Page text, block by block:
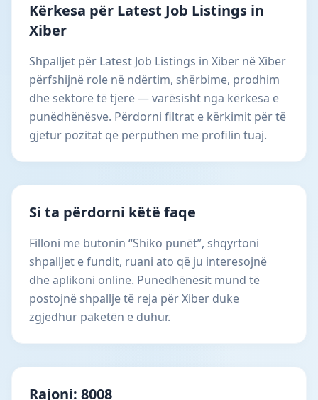
Kërkesa për Latest Job Listings in
Xiber
Shpalljet për Latest Job Listings in Xiber në Xiber
përfshijnë role në ndërtim, shërbime, prodhim
dhe sektorë të tjerë — varësisht nga kërkesa e
punëdhënësve. Përdorni filtrat e kërkimit për të
gjetur pozitat që përputhen me profilin tuaj.
Si ta përdorni këtë faqe
Filloni me butonin “Shiko punët”, shqyrtoni
shpalljet e fundit, ruani ato që ju interesojnë
dhe aplikoni online. Punëdhënësit mund të
postojnë shpallje të reja për Xiber duke
zgjedhur paketën e duhur.
Rajoni: 8008